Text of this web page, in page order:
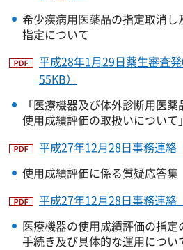
希少疾病用医薬品の指定取消
指定について
平成28年1月29日薬生審査
55KB）
「医療機器及び体外診断用医
使用成績評価の取扱いについて
平成27年12月28日事務連絡
使用成績評価に係る質疑応答集
平成27年12月28日事務連絡
医療機器の使用成績評価の指
手続き及び具体的な運用につい